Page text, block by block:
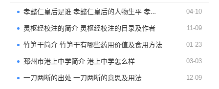
孝懿仁皇后是谁 孝懿仁皇后的人物生平 孝懿仁皇后的家族成员 04-10
灵枢经校注的简介 灵枢经校注的目录及作者 11-09
竹笋干简介 竹笋干有哪些药用价值及食用方法 01-23
邳州市港上中学简介 港上中学怎么样 03-03
一刀两断的出处 一刀两断的意思及用法 12-09